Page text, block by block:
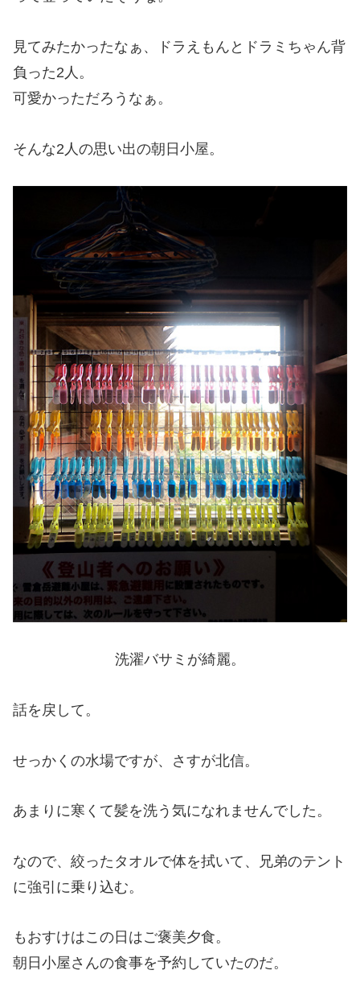
見てみたかったなぁ、ドラえもんとドラミちゃん背
負った2人。
可愛かっただろうなぁ。
そんな2人の思い出の朝日小屋。
洗濯バサミが綺麗。
話を戻して。
せっかくの水場ですが、さすが北信。
あまりに寒くて髪を洗う気になれませんでした。
なので、絞ったタオルで体を拭いて、兄弟のテント
に強引に乗り込む。
もおすけはこの日はご褒美夕食。
朝日小屋さんの食事を予約していたのだ。